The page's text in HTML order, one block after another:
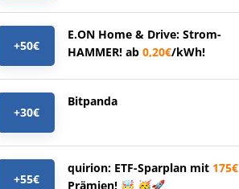
+50€
E.ON Home & Drive: Strom-
HAMMER! ab 0,20€/kWh!
+30€
Bitpanda
+55€
quirion: ETF-Sparplan mit 175€
Prämien! 🤯 🥳🚀